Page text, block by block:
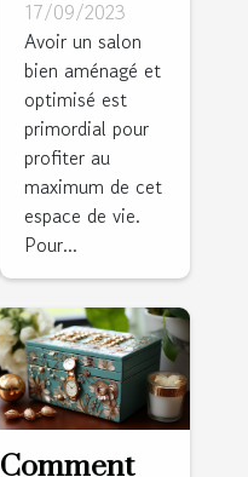
de votre
salle de
séjour
17/09/2023
Avoir un salon
bien aménagé et
optimisé est
primordial pour
profiter au
maximum de cet
espace de vie.
Pour...
Comment